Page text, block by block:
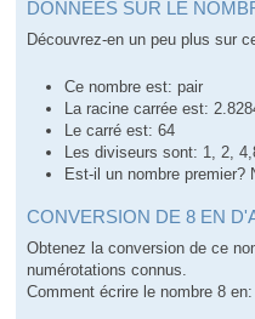
DONNÉES SUR LE
Découvrez-en un peu plus sur
Ce nombre est: pair
La racine carrée est:
Le carré est: 64
Les diviseurs sont: 1, 2,
Est-il un nombre premier?
CONVERSION DE 8 EN
Obtenez la conversion de ce
numérotations connus.
Comment écrire le nombre 8 en: